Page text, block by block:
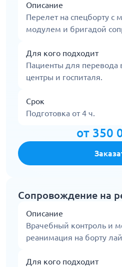
Описание
Перелет на спецборту с
модулем и бригадой
Для кого подходит
Пациенты для перевода
центры и госпиталя.
Срок
Подготовка от 4 ч.
от 350
Сопровождение на
Описание
Врачебный контроль и
реанимация на борту
Для кого подходит